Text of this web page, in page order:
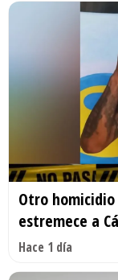
Otro
estremece a
Hace 1 día